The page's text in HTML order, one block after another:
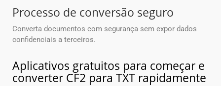
Processo de conversão seguro
Converta documentos com segurança sem expor dados
confidenciais a terceiros.
Aplicativos gratuitos para começar e
converter CF2 para TXT rapidamente